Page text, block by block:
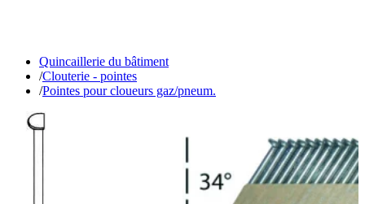
Quincaillerie du bâtiment
/Clouterie - pointes
/Pointes pour cloueurs gaz/pneum.